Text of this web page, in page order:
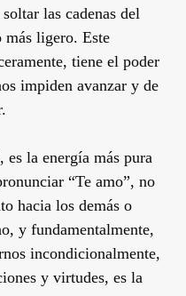
las cadenas del
más ligero. Este
tiene el poder
impiden avanzar y de
es la energía más pura
“Te amo”, no
hacia los demás o
y fundamentalmente,
incondicionalmente,
y virtudes, es la